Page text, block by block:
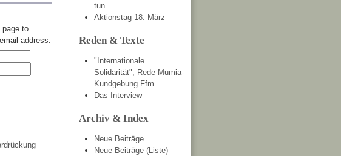
page to
address.
tun
Aktionstag 18. März
Reden & Texte
"Internationale
Solidarität", Rede Mumia-
Kundgebung Ffm
Das Interview
Archiv & Index
Neue Beiträge
Neue Beiträge (Liste)